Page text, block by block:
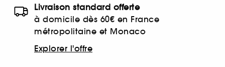
Livraison standard offerte
à domicile dès 60€ en France
métropolitaine et Monaco
Explorer l'offre